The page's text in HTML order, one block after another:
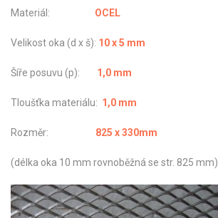
Materiál: OCEL
Velikost oka (d x š): 10 x 5 mm
Šíře posuvu (p): 1,0 mm
Tloušťka materiálu: 1,0 mm
Rozměr: 825 x 330mm
(délka oka 10 mm rovnoběžná se str. 825 mm)